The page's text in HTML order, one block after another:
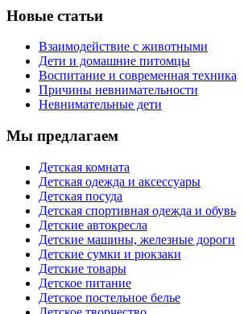
Новые статьи
Взаимодействие с животными
Дети и домашние питомцы
Воспитание и современная техника
Причины невнимательности
Невнимательные дети
Мы предлагаем
Детская комната
Детская одежда и аксессуары
Детская посуда
Детская спортивная одежда и обувь
Детские автокресла
Детские машины, железные дороги
Детские сумки и рюкзаки
Детские товары
Детское питание
Детское постельное белье